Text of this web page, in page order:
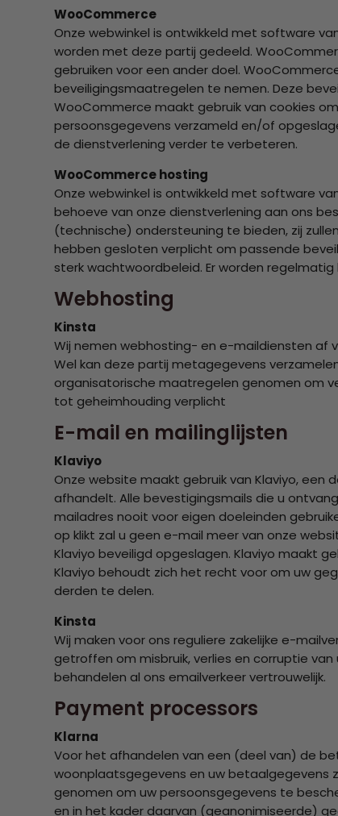
WooCommerce
Onze webwinkel is ontwikkeld met software
worden met deze partij gedeeld.
gebruiken voor een ander doel.
beveiligingsmaatregelen te nemen. Deze
WooCommerce maakt gebruik van cookies
persoonsgegevens verzameld en/of
de dienstverlening verder te verbeteren.
WooCommerce hosting
Onze webwinkel is ontwikkeld met software
behoeve van onze dienstverlening aan ons
(technische) ondersteuning te bieden, zij
hebben gesloten verplicht om passende
sterk wachtwoordbeleid. Er worden
Webhosting
Kinsta
Wij nemen webhosting- en e-maildiensten af
Wel kan deze partij metagegevens
organisatorische maatregelen genomen om
tot geheimhouding verplicht
E-mail en mailinglijsten
Klaviyo
Onze website maakt gebruik van Klaviyo,
afhandelt. Alle bevestigingsmails die u
mailadres nooit voor eigen doeleinden
op klikt zal u geen e-mail meer van onze
Klaviyo beveiligd opgeslagen. Klaviyo maakt
Klaviyo behoudt zich het recht voor om uw
derden te delen.
Kinsta
Wij maken voor ons reguliere zakelijke e-
getroffen om misbruik, verlies en corruptie
behandelen al ons emailverkeer vertrouwelijk.
Payment processors
Klarna
Voor het afhandelen van een (deel van) de
woonplaatsgegevens en uw betaalgegevens
genomen om uw persoonsgegevens te
en in het kader daarvan (geanonimiseerde)